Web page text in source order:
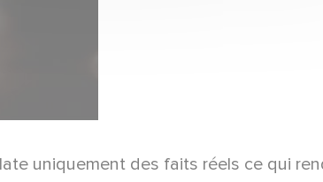
uniquement des faits réels ce qui